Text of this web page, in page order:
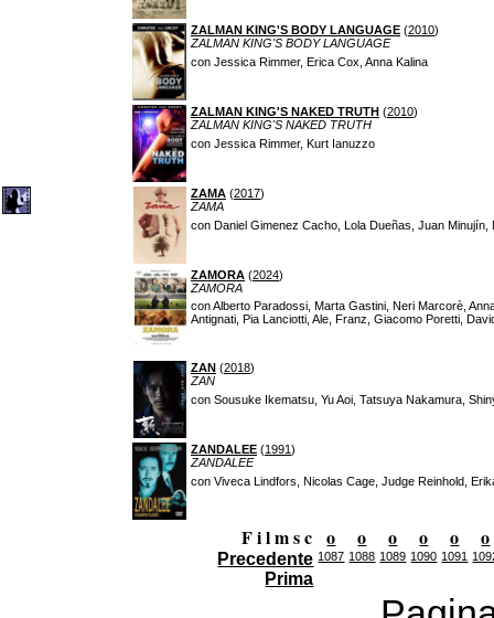
ZALMAN KING'S BODY LANGUAGE (2010)
ZALMAN KING'S BODY LANGUAGE
con Jessica Rimmer, Erica Cox, Anna Kalina
ZALMAN KING'S NAKED TRUTH (2010)
ZALMAN KING'S NAKED TRUTH
con Jessica Rimmer, Kurt Ianuzzo
ZAMA (2017)
ZAMA
con Daniel Gimenez Cacho, Lola Dueñas, Juan
ZAMORA (2024)
ZAMORA
con Alberto Paradossi, Marta Gastini, Neri Marcorè,
Antignati, Pia Lanciotti, Ale, Franz, Giacomo Poretti,
ZAN (2018)
ZAN
con Sousuke Ikematsu, Yu Aoi, Tatsuya Nakamura,
ZANDALEE (1991)
ZANDALEE
con Viveca Lindfors, Nicolas Cage, Judge Reinhold,
F i l m s c
Precedente
Prima
o
1087
o
1088
o
1089
o
1090
o
1091
o